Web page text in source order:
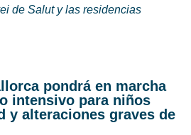
de Salut y las residencias
pondrá en marcha
intensivo para niños
y alteraciones graves de